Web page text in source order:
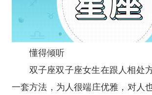
懂得倾听
双子座双子座女生在跟人相处
一套方法，为人很端庄优雅，对人